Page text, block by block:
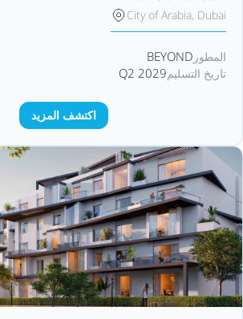
City of Arabia, Dubai
المطور BEYOND
تاريخ التسليمQ2 2029
اكتشف المزيد